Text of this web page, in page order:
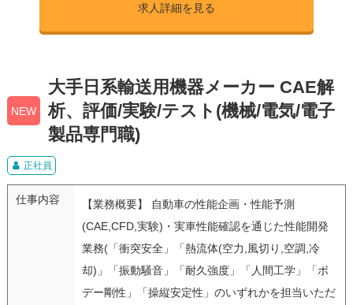
求人詳細を見る
NEW
大手日系輸送用機器メーカー CAE解
析、評価/実験/テスト(機械/電気/電子
製品専門職)
正社員
仕事内容
【業務概要】 自動車の性能企画・性能予測
(CAE,CFD,実験)・実車性能確認を通じた性能開発
業務(「衝突安全」「熱流体(空力,風切り,空調,冷
却)」「振動騒音」「耐久強度」「人間工学」「ボ
デー剛性」「操縦安定性」のいずれかを担当いただ